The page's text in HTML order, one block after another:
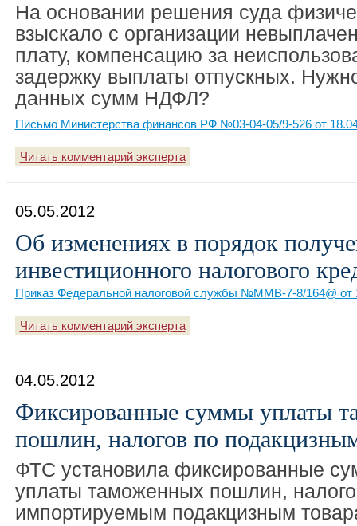
На основании решения суда
взыскало с организации
плату, компенсацию за
задержку выплаты отпускных.
данных сумм НДФЛ?
Письмо Министерства финансов РФ №03-04-05/9-526 от
Читать комментарий эксперта
05.05.2012
Об изменениях в порядок
инвестиционного налогового
Приказ Федеральной налоговой службы №ММВ-7-8/164@ от
Читать комментарий эксперта
04.05.2012
Фиксированные суммы уплаты
пошлин, налогов по
ФТС установила фиксированные
уплаты таможенных пошлин,
импортируемым подакцизным